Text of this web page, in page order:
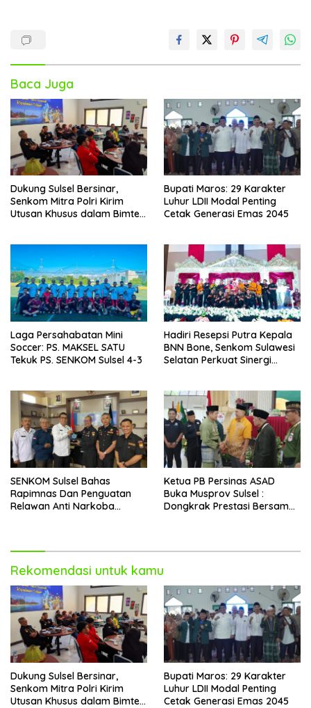
Baca Juga
Dukung Sulsel Bersinar,
Senkom Mitra Polri Kirim
Utusan Khusus dalam Bimtek
Bupati Maros: 29 Karakter
Luhur LDII Modal Penting
Cetak Generasi Emas 2045
Laga Persahabatan Mini
Soccer: PS. MAKSEL SATU
Tekuk PS. SENKOM Sulsel 4-3
Hadiri Resepsi Putra Kepala
BNN Bone, Senkom Sulawesi
Selatan Perkuat Sinergi
SENKOM Sulsel Bahas
Rapimnas Dan Penguatan
Relawan Anti Narkoba
Ketua PB Persinas ASAD
Buka Musprov Sulsel :
Dongkrak Prestasi Bersama
Rekomendasi untuk kamu
Dukung Sulsel Bersinar,
Senkom Mitra Polri Kirim
Utusan Khusus dalam Bimtek
Bupati Maros: 29 Karakter
Luhur LDII Modal Penting
Cetak Generasi Emas 2045